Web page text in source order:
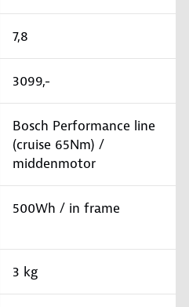
7,8
3099,-
Bosch Performance line
(cruise 65Nm) /
middenmotor
500Wh / in frame
3 kg